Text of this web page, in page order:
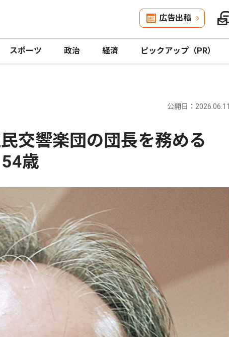
広告出稿
スポーツ 政治 経済 ピックアップ（PR）
公開日：2026.06.11
交響楽団の団長を務める
歳